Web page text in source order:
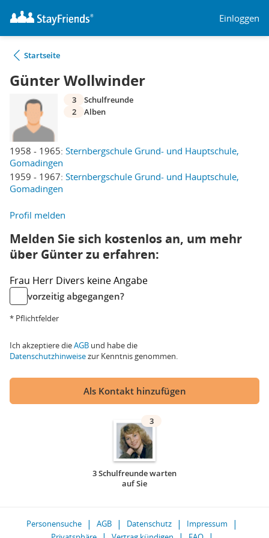
Einloggen
Startseite
Günter Wollwinder
1958 - 1965: Sternbergschule Grund- und Hauptschule,
Gomadingen
1959 - 1967: Sternbergschule Grund- und Hauptschule,
Gomadingen
3
Schulfreunde
2
Alben
Profil melden
Melden Sie sich kostenlos an, um mehr
über Günter zu erfahren:
Frau Herr Divers keine Angabe
vorzeitig abgegangen?
* Pflichtfelder
Ich akzeptiere dieAGB und habe die
Datenschutzhinweisezur Kenntnis genommen.
Als Kontakt hinzufügen
3
3 Schulfreunde warten
auf Sie
Personensuche AGB Datenschutz
Impressum